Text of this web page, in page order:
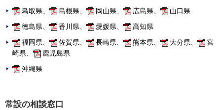
鳥取県、
島根県、 岡山県、 広島県、
山口県
徳島県、
香川県、 愛媛県、
高知県
福岡県、
佐賀県、 長崎県、 熊本県、 大分県、
宮
崎県、
鹿児島県
沖縄県
常設の相談窓口